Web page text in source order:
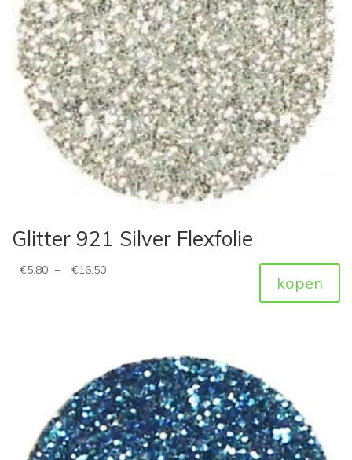
Glitter 921 Silver Flexfolie
€5,80 – €16,50
kopen